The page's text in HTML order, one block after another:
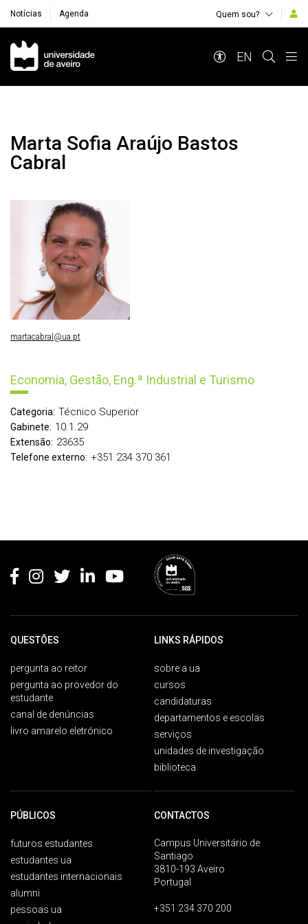
Notícias Agenda Quem sou?
Navegação Principal
EN
Marta Sofia Araújo Bastos
Cabral
Economia, Gestão, Eng.ª Industrial e Turismo
Categoria: Técnico Superior
Gabinete: 10.1.29
Extensão: 23635
Telefone externo: +351 234 370 361
martacabral@ua.pt
QUESTÕES
pergunta ao reitor
pergunta ao provedor do
estudante
canal de denúncias
livro amarelo eletrónico
LINKS RÁPIDOS
sobre a ua
cursos
candidaturas
departamentos e escolas
serviços
unidades de investigação
biblioteca
PÚBLICOS
futuros estudantes
estudantes ua
estudantes internacionais
alumni
pessoas ua
CONTACTOS
Campus Universitário de
Santiago
3810-193 Aveiro
Portugal
+351 234 370 200